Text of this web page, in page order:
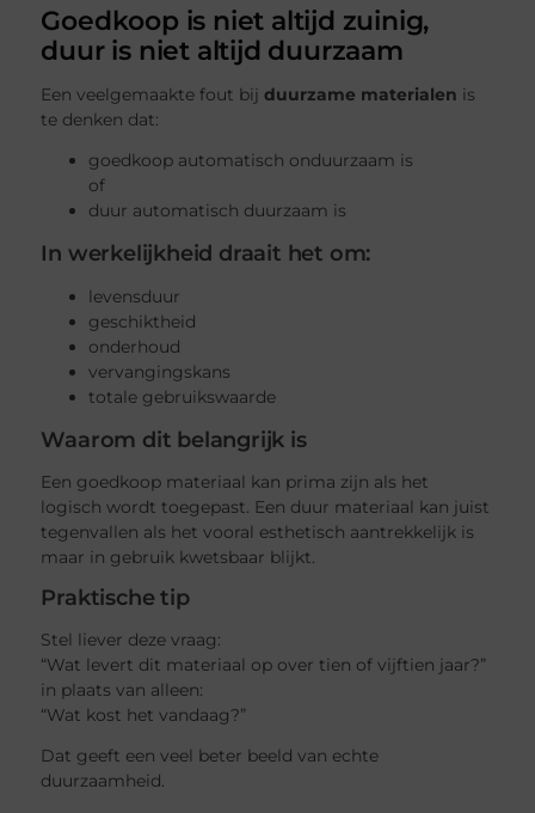
Goedkoop is niet altijd zuinig,
duur is niet altijd duurzaam
Een veelgemaakte fout bijduurzame materialen is
te denken dat:
goedkoop automatisch onduurzaam is
of
duur automatisch duurzaam is
In werkelijkheid draait het om:
levensduur
geschiktheid
onderhoud
vervangingskans
totale gebruikswaarde
Waarom dit belangrijk is
Een goedkoop materiaal kan prima zijn als het
logisch wordt toegepast. Een duur materiaal kan juist
tegenvallen als het vooral esthetisch aantrekkelijk is
maar in gebruik kwetsbaar blijkt.
Praktische tip
Stel liever deze vraag:
“Wat levert dit materiaal op over tien of vijftien jaar?”
in plaats van alleen:
“Wat kost het vandaag?”
Dat geeft een veel beter beeld van echte
duurzaamheid.